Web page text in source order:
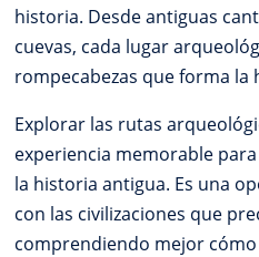
historia. Desde antiguas
cuevas, cada lugar
rompecabezas que forma la
Explorar las rutas
experiencia memorable
la historia antigua. Es una
con las civilizaciones que
comprendiendo mejor